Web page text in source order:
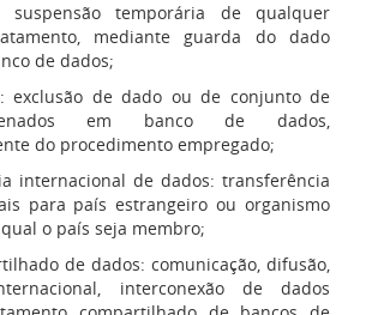
temporária de qualquer
mediante guarda do dado
de dados;
exclusão de dado ou de conjunto de
em banco de dados,
do procedimento empregado;
internacional de dados: transferência
para país estrangeiro ou organismo
o país seja membro;
de dados: comunicação, difusão,
interconexão de dados